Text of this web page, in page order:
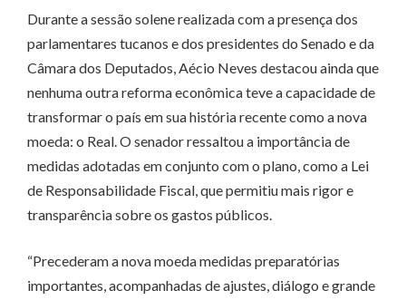
Durante a sessão solene realizada com a presença dos
parlamentares tucanos e dos presidentes do Senado e da
Câmara dos Deputados, Aécio Neves destacou ainda que
nenhuma outra reforma econômica teve a capacidade de
transformar o país em sua história recente como a nova
moeda: o Real. O senador ressaltou a importância de
medidas adotadas em conjunto com o plano, como a Lei
de Responsabilidade Fiscal, que permitiu mais rigor e
transparência sobre os gastos públicos.
“Precederam a nova moeda medidas preparatórias
importantes, acompanhadas de ajustes, diálogo e grande